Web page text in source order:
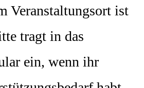
Veranstaltungsort ist
tragt in das
ein, wenn ihr